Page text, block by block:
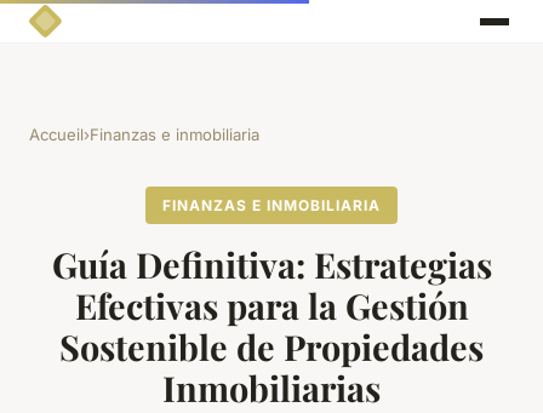
Accueil›Finanzas e inmobiliaria
FINANZAS E INMOBILIARIA
Guía Definitiva: Estrategias
Efectivas para la Gestión
Sostenible de Propiedades
Inmobiliarias